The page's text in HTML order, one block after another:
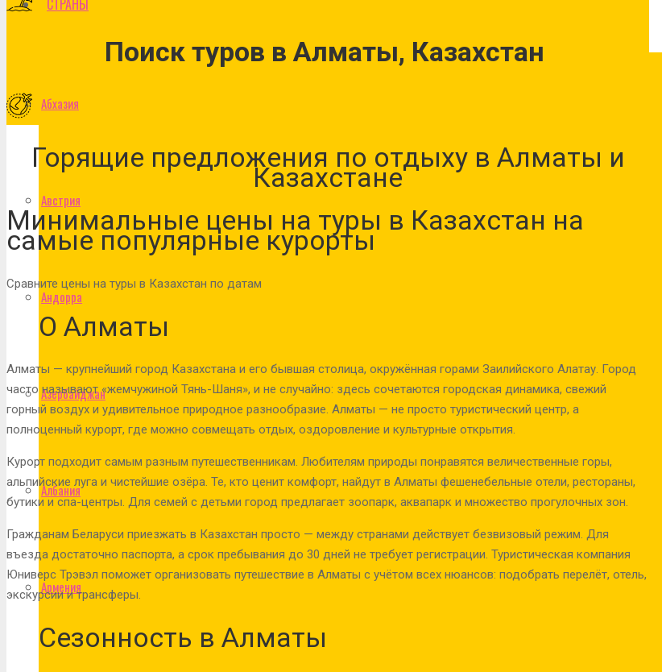
СТРАНЫ
Абхазия
Австрия
Андорра
Азербайджан
Албания
Армения
Поиск туров в Алматы, Казахстан
Горящие предложения по отдыху в Алматы и
Казахстане
Минимальные цены на туры в Казахстан на
самые популярные курорты
Сравните цены на туры в Казахстан по датам
О Алматы
Алматы — крупнейший город Казахстана и его бывшая столица, окружённая горами Заилийского Алатау. Город
часто называют «жемчужиной Тянь-Шаня», и не случайно: здесь сочетаются городская динамика, свежий
горный воздух и удивительное природное разнообразие. Алматы — не просто туристический центр, а
полноценный курорт, где можно совмещать отдых, оздоровление и культурные открытия.
Курорт подходит самым разным путешественникам. Любителям природы понравятся величественные горы,
альпийские луга и чистейшие озёра. Те, кто ценит комфорт, найдут в Алматы фешенебельные отели, рестораны,
бутики и спа-центры. Для семей с детьми город предлагает зоопарк, аквапарк и множество прогулочных зон.
Гражданам Беларуси приезжать в Казахстан просто — между странами действует безвизовый режим. Для
въезда достаточно паспорта, а срок пребывания до 30 дней не требует регистрации. Туристическая компания
Юниверс Трэвэл поможет организовать путешествие в Алматы с учётом всех нюансов: подобрать перелёт, отель,
экскурсии и трансферы.
Сезонность в Алматы